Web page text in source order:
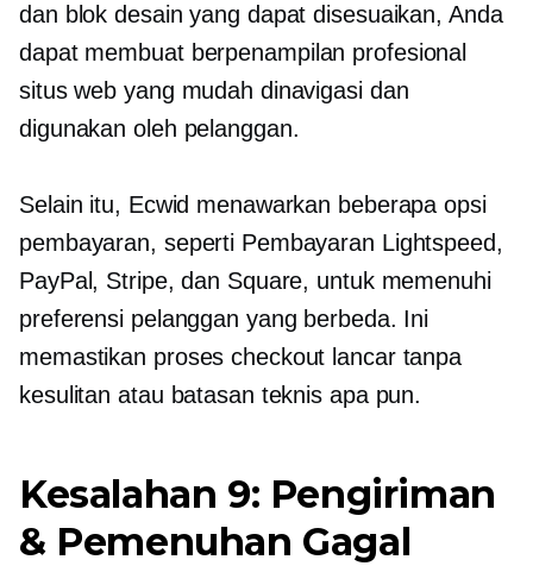
dan blok desain yang dapat disesuaikan, Anda
dapat membuat berpenampilan profesional
situs web yang mudah dinavigasi dan
digunakan oleh pelanggan.
Selain itu, Ecwid menawarkan beberapa opsi
pembayaran, seperti Pembayaran Lightspeed,
PayPal, Stripe, dan Square, untuk memenuhi
preferensi pelanggan yang berbeda. Ini
memastikan proses checkout lancar tanpa
kesulitan atau batasan teknis apa pun.
Kesalahan 9: Pengiriman
& Pemenuhan Gagal